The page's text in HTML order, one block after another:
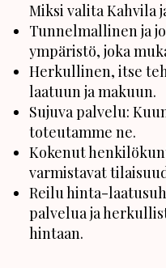
Miksi valita Kahvila
Tunnelmallinen ja
ympäristö, joka
Herkullinen, itse
laatuun ja makuun.
Sujuva palvelu:
toteutamme ne.
Kokenut
varmistavat
Reilu hinta-
palvelua ja
hintaan.